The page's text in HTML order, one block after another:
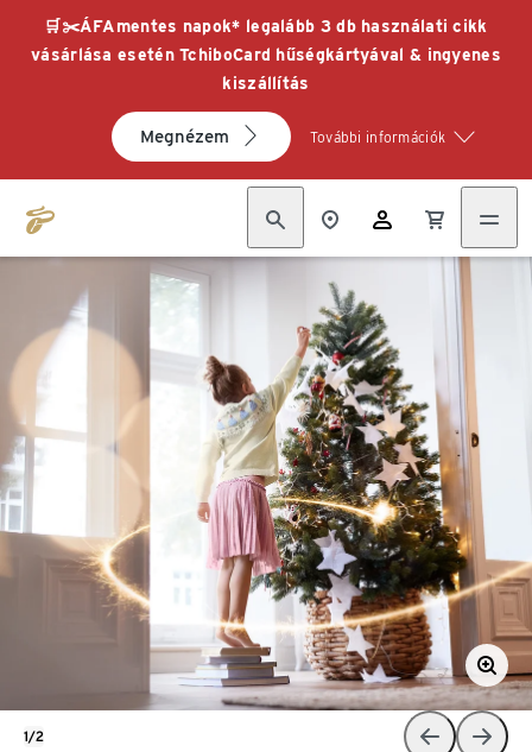
🛒✂️ÁFAmentes napok* legalább 3 db használati cikk
vásárlása esetén TchiboCard hűségkártyával & ingyenes
kiszállítás
Megnézem További információk
1/2